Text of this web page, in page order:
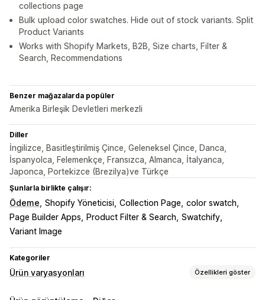
collections page
Bulk upload color swatches. Hide out of stock variants. Split
Product Variants
Works with Shopify Markets, B2B, Size charts, Filter &
Search, Recommendations
Benzer mağazalarda popüler
Amerika Birleşik Devletleri merkezli
Diller
İngilizce, Basitleştirilmiş Çince, Geleneksel Çince, Danca,
İspanyolca, Felemenkçe, Fransızca, Almanca, İtalyanca,
Japonca, Portekizce (Brezilya)ve Türkçe
Şunlarla birlikte çalışır:
Ödeme Shopify Yöneticisi Collection Page color swatch
Page Builder Apps
Product Filter & Search Swatchify
Variant Image
Kategoriler
Ürün varyasyonları Özellikleri göster